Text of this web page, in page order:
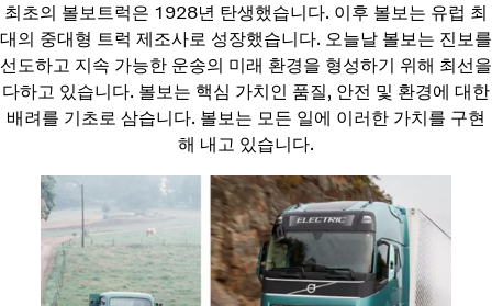
최초의 볼보트럭은 1928년 탄생했습니다. 이후 볼보는 유럽 최
대의 중대형 트럭 제조사로 성장했습니다. 오늘날 볼보는 진보를
선도하고 지속 가능한 운송의 미래 환경을 형성하기 위해 최선을
다하고 있습니다. 볼보는 핵심 가치인 품질, 안전 및 환경에 대한
배려를 기초로 삼습니다. 볼보는 모든 일에 이러한 가치를 구현
해 내고 있습니다.